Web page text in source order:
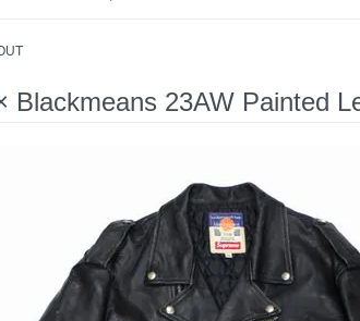
Blackmeans 23AW Painted